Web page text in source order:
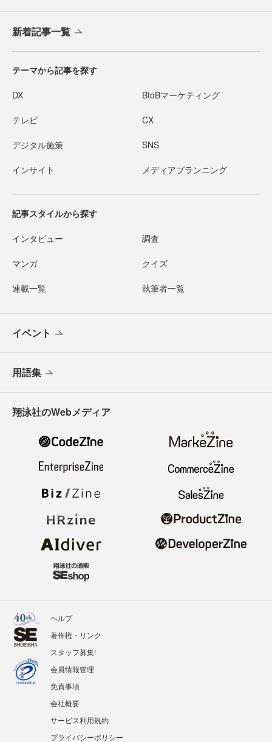
新着記事一覧
テーマから記事を探す
DX BtoBマーケティング
テレビ CX
デジタル施策 SNS
インサイト メディアプランニング
記事スタイルから探す
インタビュー 調査
マンガ クイズ
連載一覧 執筆者一覧
イベント
用語集
翔泳社のWebメディア
ヘルプ
著作権・リンク
スタッフ募集!
会員情報管理
免責事項
会社概要
サービス利用規約
プライバシーポリシー